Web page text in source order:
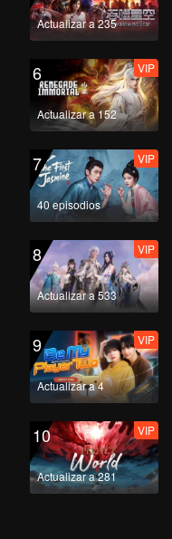
Actualizar a 235
6
Actualizar a 152
VIP
7
40 episodios
VIP
8
Actualizar a 533
VIP
9
Actualizar a 4
VIP
10
Actualizar a 281
VIP